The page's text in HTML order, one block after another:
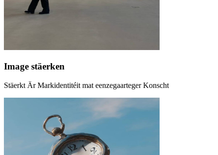
Image stäerken
Stäerkt Är Markidentitéit mat eenzegaarteger Konscht